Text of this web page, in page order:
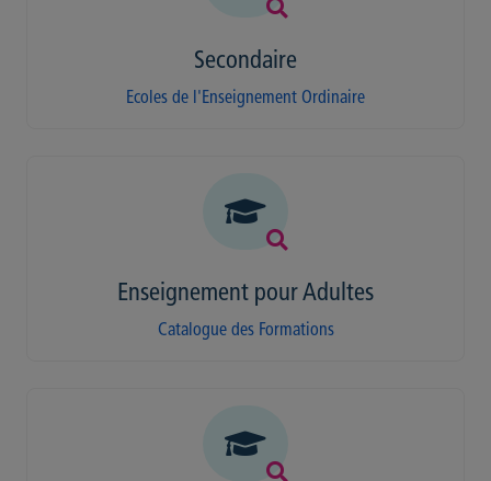
Secondaire
Ecoles de l'Enseignement Ordinaire
Enseignement pour Adultes
Catalogue des Formations